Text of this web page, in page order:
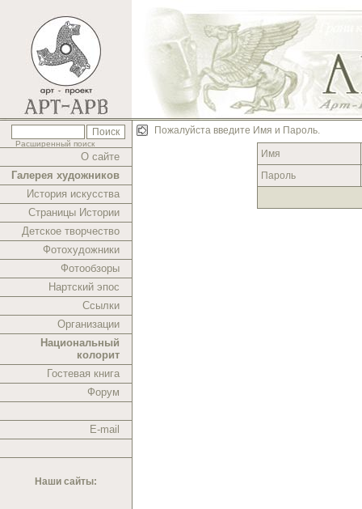
Расширенный поиск
О сайте
Галерея художников
История искусства
Страницы Истории
Детское творчество
Фотохудожники
Фотообзоры
Нартский эпос
Ссылки
Организации
Национальный
колорит
Гостевая книга
Форум
E-mail
Наши сайты:
Пожалуйста введите Имя и Пароль.
Имя
Пароль